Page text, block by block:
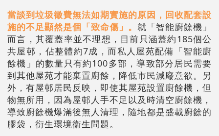
當談到垃圾徵費無法如期實施的原因，回收配套設
施的不足顯然是個「致命傷」。 就「智能廚餘機」
而言，其覆蓋率並不理想，目前只涵蓋約185個公
共屋邨，佔整體約7成，而私人屋苑配備「智能廚
餘機」的數量只有約100多部，導致部分居民需要
到其他屋苑才能棄置廚餘，降低市民減廢意欲。另
外，有屋邨居民反映，即使其屋苑設置廚餘機，但
物無所用，因為屋邨人手不足以及時清空廚餘機，
導致廚餘機爆滿後無人清理，隨地都是盛載廚餘的
膠袋，衍生環境衞生問題。